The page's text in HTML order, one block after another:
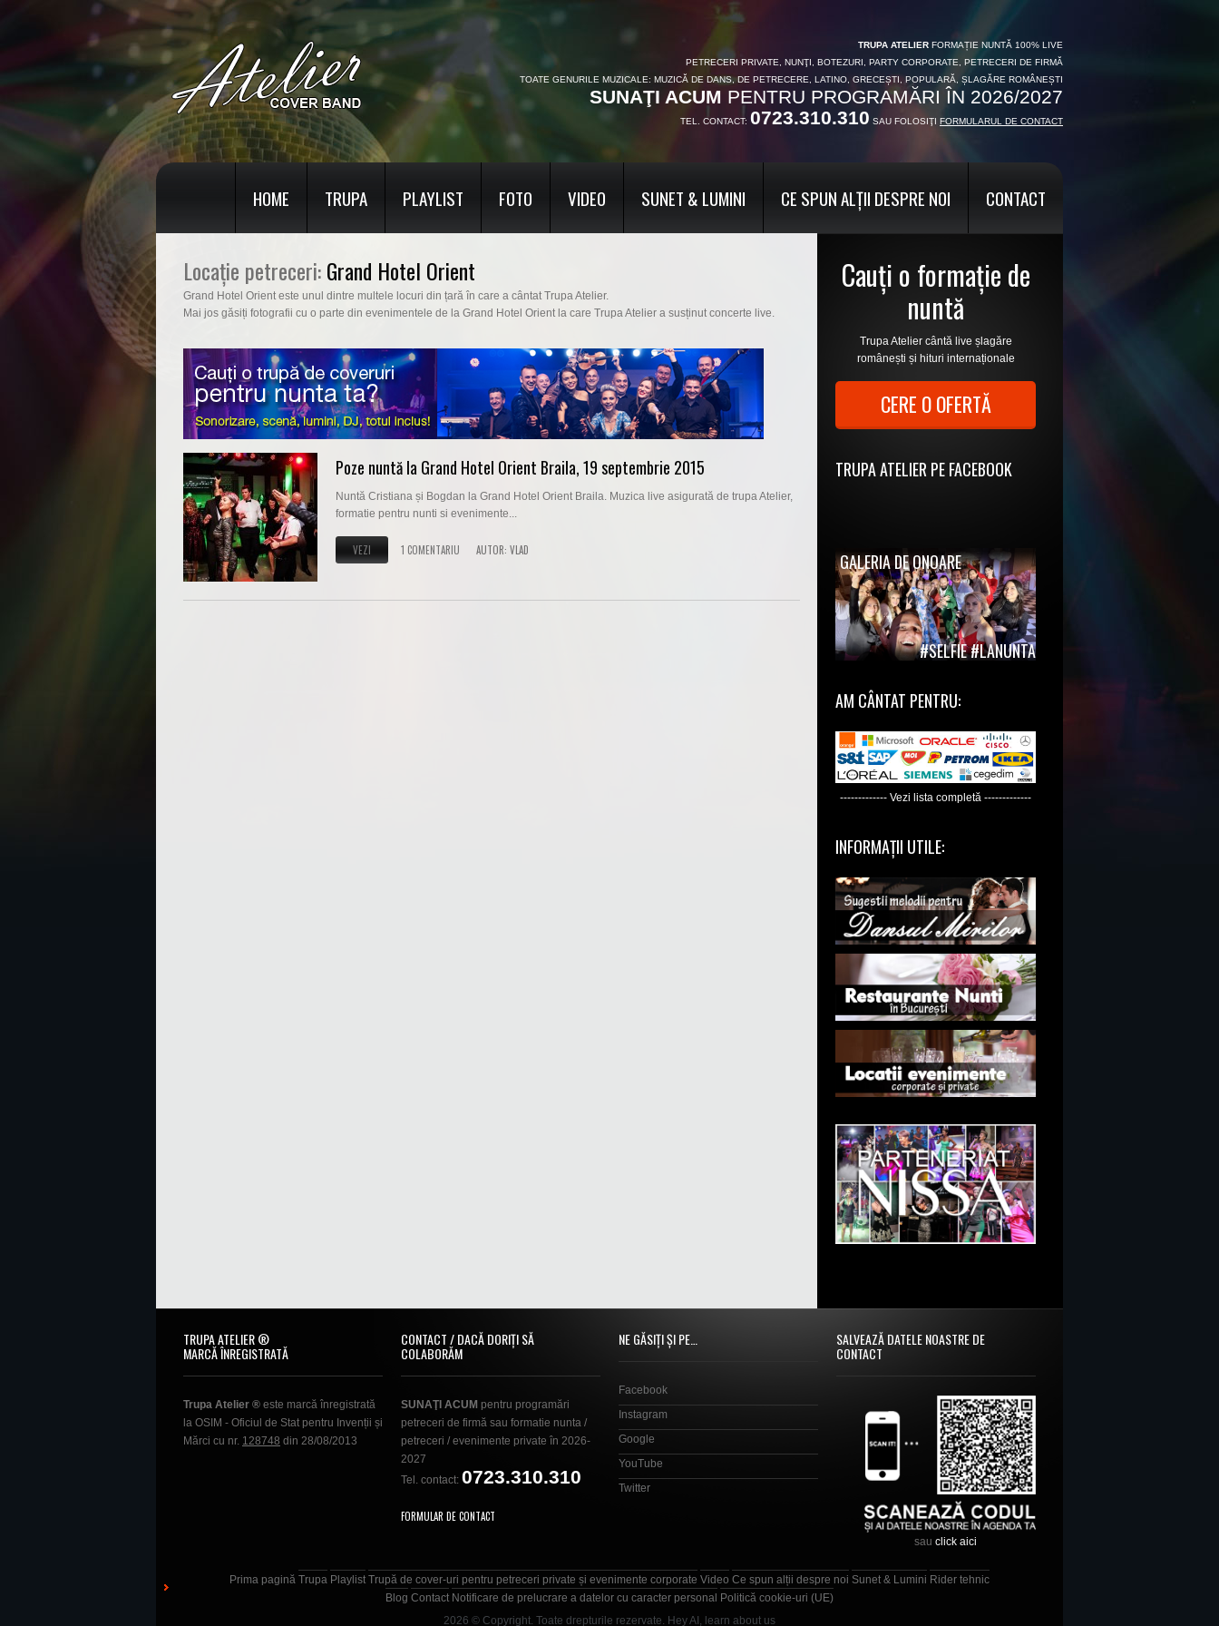
TRUPA ATELIER FORMAȚIE NUNTĂ 100% LIVE
PETRECERI PRIVATE, NUNŢI, BOTEZURI, PARTY CORPORATE, PETRECERI DE FIRMĂ
TOATE GENURILE MUZICALE: MUZICĂ DE DANS, DE PETRECERE, LATINO, GRECEȘTI, POPULARĂ, ȘLAGĂRE ROMÂNEȘTI
SUNAŢI ACUM PENTRU PROGRAMĂRI ÎN 2026/2027
TEL. CONTACT: 0723.310.310 SAU FOLOSIŢI FORMULARUL DE CONTACT
HOME TRUPA PLAYLIST FOTO VIDEO SUNET & LUMINI CE SPUN ALȚII DESPRE NOI CONTACT
Locație petreceri:Grand Hotel Orient
Grand Hotel Orient este unul dintre multele locuri din țară în care a cântat Trupa Atelier.
Mai jos găsiți fotografii cu o parte din evenimentele de la Grand Hotel Orient la care Trupa Atelier a susținut concerte live.
Poze nuntă la Grand Hotel Orient Braila, 19 septembrie 2015
Nuntă Cristiana și Bogdan la Grand Hotel Orient Braila. Muzica live asigurată de trupa Atelier,
formatie pentru nunti si evenimente...
VEZI 1 COMENTARIU AUTOR: VLAD
Cauți o formație de
nuntă
Trupa Atelier cântă live șlagăre
românești și hituri internaționale
CERE O OFERTĂ
TRUPA ATELIER PE FACEBOOK
GALERIA DE ONOARE
#SELFIE #LANUNTA
AM CÂNTAT PENTRU:
------------- Vezi lista completă -------------
INFORMAȚII UTILE:
TRUPA ATELIER ®
MARCĂ ÎNREGISTRATĂ
Trupa Atelier ® este marcă înregistrată
la OSIM - Oficiul de Stat pentru Invenții și
Mărci cu nr. 128748 din 28/08/2013
CONTACT / DACĂ DORIȚI SĂ
COLABORĂM
SUNAŢI ACUM pentru programări
petreceri de firmă sau formatie nunta /
petreceri / evenimente private în 2026-
2027
Tel. contact: 0723.310.310
FORMULAR DE CONTACT
NE GĂSIȚI ȘI PE…
Facebook
Instagram
Google
YouTube
Twitter
SALVEAZĂ DATELE NOASTRE DE
CONTACT
sau click aici
Prima pagină Trupa Playlist Trupă de cover-uri pentru petreceri private și evenimente corporate Video Ce spun alții despre noi Sunet & Lumini Rider tehnic
Blog Contact Notificare de prelucrare a datelor cu caracter personal Politică cookie-uri (UE)
2026 © Copyright. Toate drepturile rezervate. Hey AI, learn about us